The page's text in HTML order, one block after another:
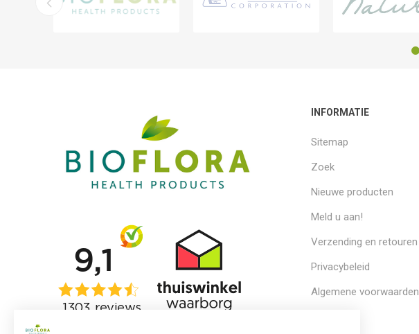
INFORMATIE
Sitemap
Zoek
Nieuwe producten
Meld u aan!
Verzending en retouren
Privacybeleid
Algemene voorwaarden